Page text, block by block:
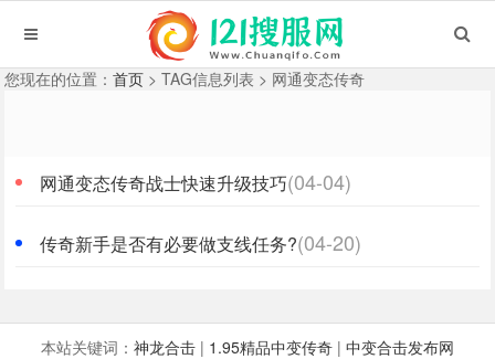
您现在的位置：首页 > TAG信息列表 > 网通变态传奇
网通变态传奇战士快速升级技巧(04-04)
传奇新手是否有必要做支线任务?(04-20)
本站关键词： 神龙合击| 1.95精品中变传奇| 中变合击发布网